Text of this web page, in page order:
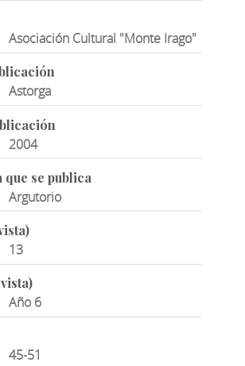
Asociación Cultural "Monte Irago"
Astorga
2004
que se publica
Argutorio
13
Año 6
45-51